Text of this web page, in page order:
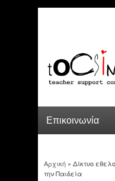
You are
Αρχική» Δίκτυο
την Παιδεία